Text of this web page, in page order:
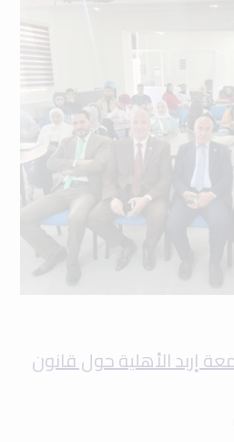
إربد الأهلية حول قانون